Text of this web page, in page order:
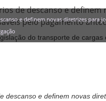
de descanso e
pelo pagamento
e definem novas diretrizes
descanso e definem novas